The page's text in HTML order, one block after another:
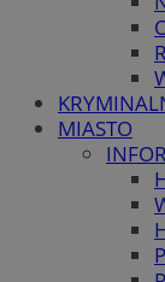
MIASTO